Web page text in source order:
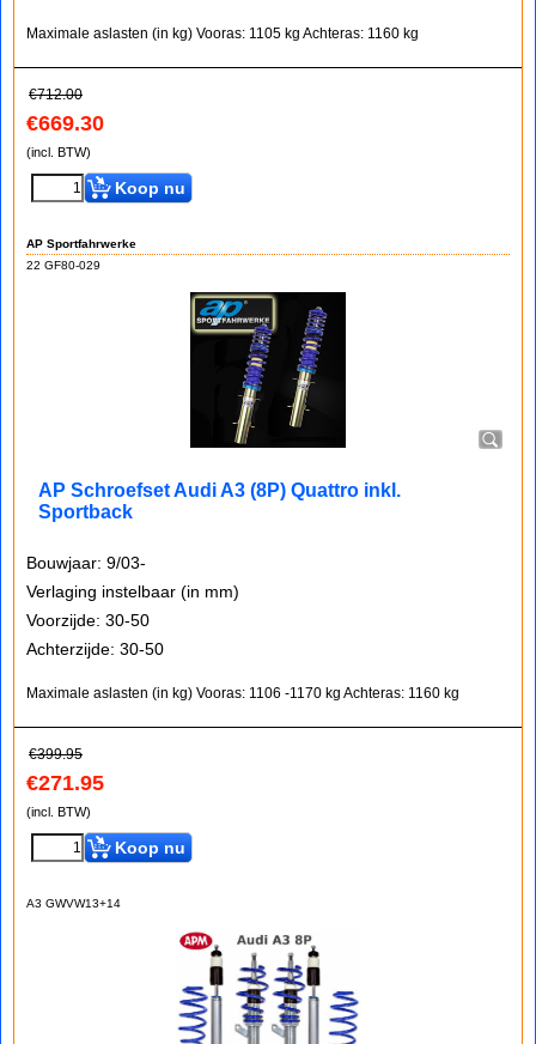
Maximale aslasten (in kg) Vooras: 1105 kg Achteras: 1160 kg
€712.00
€669.30
(incl. BTW)
Koop nu
AP Sportfahrwerke
22 GF80-029
AP Schroefset Audi A3 (8P) Quattro inkl.
Sportback
Bouwjaar: 9/03-
Verlaging instelbaar (in mm)
Voorzijde: 30-50
Achterzijde: 30-50
Maximale aslasten (in kg) Vooras: 1106 -1170 kg Achteras: 1160 kg
€399.95
€271.95
(incl. BTW)
Koop nu
A3 GWVW13+14